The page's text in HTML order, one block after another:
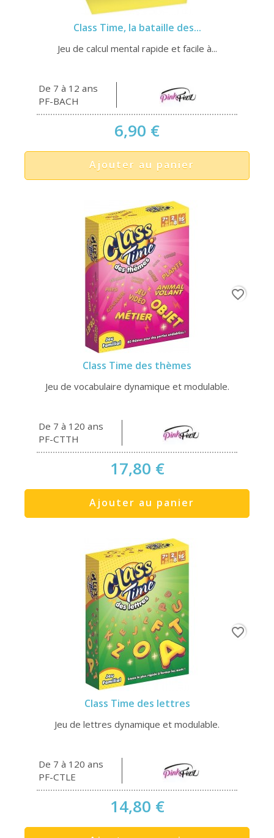
Class Time, la bataille des...
Jeu de calcul mental rapide et facile à...
De 7 à 12 ans
PF-BACH
6,90 €
Ajouter au panier
Class Time des thèmes
Jeu de vocabulaire dynamique et modulable.
De 7 à 120 ans
PF-CTTH
17,80 €
Ajouter au panier
favorite_border
Class Time des lettres
Jeu de lettres dynamique et modulable.
De 7 à 120 ans
PF-CTLE
14,80 €
favorite_border